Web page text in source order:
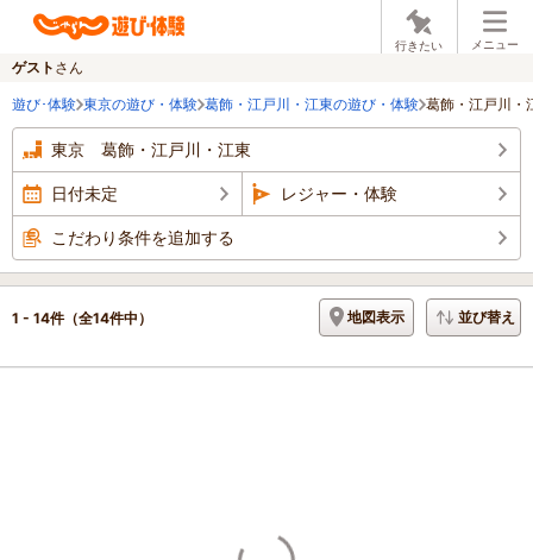
行きたい メニュー
ゲスト さん
遊び･体験 東京の遊び・体験 葛飾・江戸川・江東の遊び・体験 葛飾・江戸川・
東京 葛飾・江戸川・江東
日付未定 レジャー・体験
こだわり条件を追加する
1 - 14件（全14件中） 地図表示 並び替え